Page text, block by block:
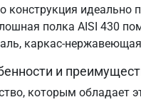
конструкция
полка AISI 430
каркас-
и
которым обладает